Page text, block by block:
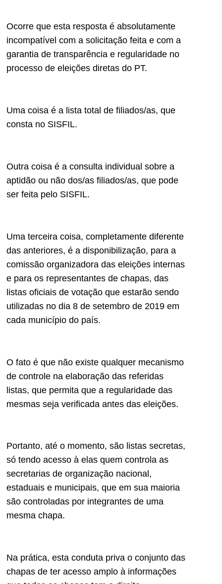
Ocorre que esta resposta é absolutamente
incompatível com a solicitação feita e com a
garantia de transparência e regularidade no
processo de eleições diretas do PT.
Uma coisa é a lista total de filiados/as, que
consta no SISFIL.
Outra coisa é a consulta individual sobre a
aptidão ou não dos/as filiados/as, que pode
ser feita pelo SISFIL.
Uma terceira coisa, completamente diferente
das anteriores, é a disponibilização, para a
comissão organizadora das eleições internas
e para os representantes de chapas, das
listas oficiais de votação que estarão sendo
utilizadas no dia 8 de setembro de 2019 em
cada município do país.
O fato é que não existe qualquer mecanismo
de controle na elaboração das referidas
listas, que permita que a regularidade das
mesmas seja verificada antes das eleições.
Portanto, até o momento, são listas secretas,
só tendo acesso à elas quem controla as
secretarias de organização nacional,
estaduais e municipais, que em sua maioria
são controladas por integrantes de uma
mesma chapa.
Na prática, esta conduta priva o conjunto das
chapas de ter acesso amplo à informações